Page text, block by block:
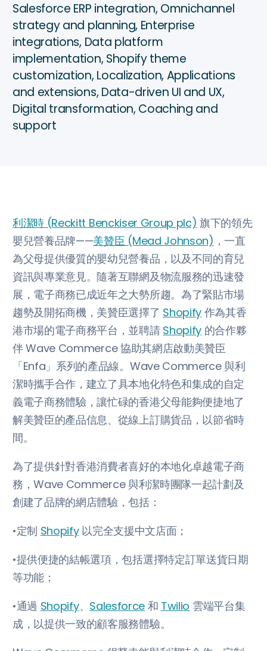
Salesforce ERP integration, Omnichannel
strategy and planning, Enterprise
integrations, Data platform
implementation, Shopify theme
customization, Localization, Applications
and extensions, Data-driven UI and UX,
Digital transformation, Coaching and
support
利潔時 (Reckitt Benckiser Group plc) 旗下的領先
嬰兒營養品牌——美贊臣 (Mead Johnson) ，一直
為父母提供優質的嬰幼兒營養品，以及不同的育兒
資訊與專業意見。隨著互聯網及物流服務的迅速發
展，電子商務已成近年之大勢所趨。為了緊貼市場
趨勢及開拓商機，美贊臣選擇了 Shopify作為其香
港市場的電子商務平台，並聘請 Shopify的合作夥
伴 Wave Commerce 協助其網店啟動美贊臣
「Enfa」系列的產品線。Wave Commerce 與利
潔時攜手合作，建立了具本地化特色和集成的自定
義電子商務體驗，讓忙碌的香港父母能夠便捷地了
解美贊臣的產品信息、從線上訂購貨品，以節省時
間。
為了提供針對香港消費者喜好的本地化卓越電子商
務，Wave Commerce 與利潔時團隊一起計劃及
創建了品牌的網店體驗，包括：
•定制 Shopify以完全支援中文店面；
•提供便捷的結帳選項，包括選擇特定訂單送貨日期
等功能；
•通過 Shopify、 Salesforce 和 Twilio 雲端平台集
成，以提供一致的顧客服務體驗。